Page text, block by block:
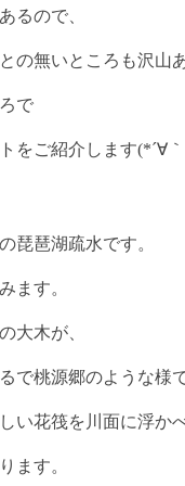
るので、
の無いところも沢山
で
をご紹介します(*´∀
琵琶湖疏水です。
ます。
大木が、
で桃源郷のような様で
い花筏を川面に浮かべ
ます。